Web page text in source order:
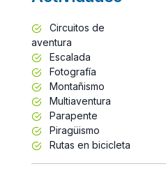
Circuitos de
aventura
Escalada
Fotografía
Montañismo
Multiaventura
Parapente
Piragüismo
Rutas en bicicleta